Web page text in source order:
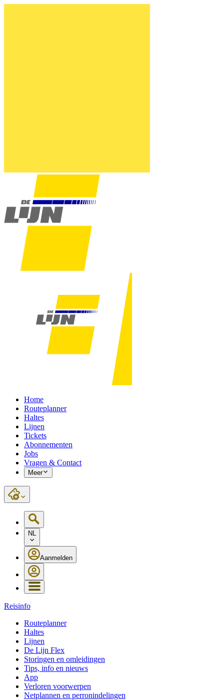
Home
Routeplanner
Haltes
Lijnen
Tickets
Abonnementen
Jobs
Vragen & Contact
Meer
NL
Aanmelden
Reisinfo
Routeplanner
Haltes
Lijnen
De Lijn Flex
Storingen en omleidingen
Tips, info en nieuws
App
Verloren voorwerpen
Netplannen en perronindelingen